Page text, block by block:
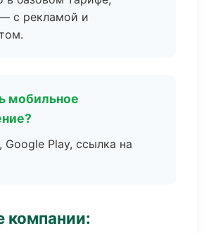
с рекламой и
мобильное
Google Play, ссылка на
компании: